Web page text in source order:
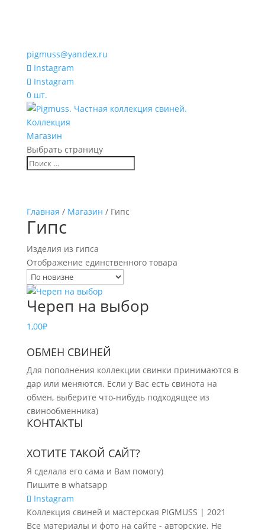
pigmuss@yandex.ru
Instagram
Instagram
0 шт.
Коллекция
Магазин
Выбрать страницу
Главная / Магазин / Гипс
Гипс
Изделия из гипса
Отображение единственного товара
Череп на выбор
1,00₽
ОБМЕН СВИНЕЙ
Для пополнения коллекции свинки принимаются в
дар или меняются. Если у Вас есть свинота на
обмен, выберите что-нибудь подходящее из
свинообменника)
КОНТАКТЫ
ХОТИТЕ ТАКОЙ САЙТ?
Я сделала его сама и Вам помогу)
Пишите в whatsapp
Instagram
Коллекция свиней и мастерская PIGMUSS | 2021
Все материалы и фото на сайте - авторские. Не